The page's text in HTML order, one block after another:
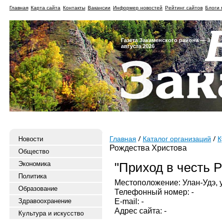
Главная Карта сайта Контакты Вакансии Информер новостей Рейтинг сайтов Блоги
Газета Закаменского района — 3
августа 2026
Новости
Общество
Экономика
Политика
Образование
Здравоохранение
Культура и искусство
Главная Каталог организаций
Рождества Христова
"Приход в честь
Местоположение: Улан-Удэ,
Телефонный номер: -
E-mail: -
Адрес сайта: -